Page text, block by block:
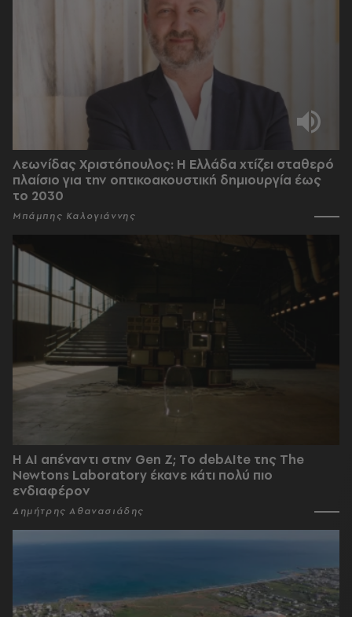
Λεωνίδας Χριστόπουλος: Η Ελλάδα χτίζει σταθερό
πλαίσιο για την οπτικοακουστική δημιουργία έως
το 2030
Μπάμπης Καλογιάννης
Η AI απέναντι στην Gen Z; Το debAIte της The
Newtons Laboratory έκανε κάτι πολύ πιο
ενδιαφέρον
Δημήτρης Αθανασιάδης